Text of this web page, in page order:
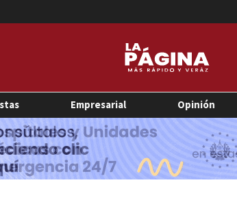
Empresarial Opinión